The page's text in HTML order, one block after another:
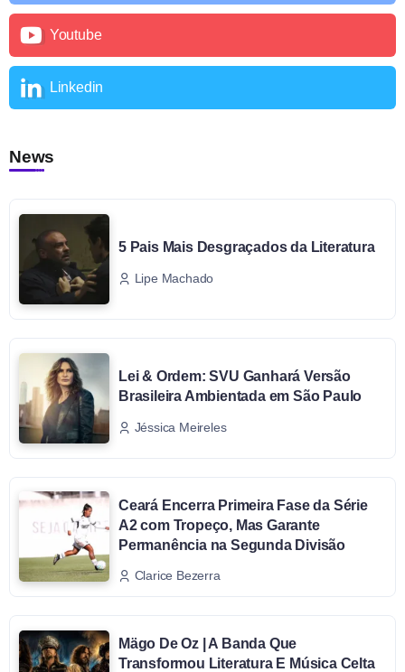
Youtube
Linkedin
News
5 Pais Mais Desgraçados da Literatura
Lipe Machado
Lei & Ordem: SVU Ganhará Versão
Brasileira Ambientada em São Paulo
Jéssica Meireles
Ceará Encerra Primeira Fase da Série
A2 com Tropeço, Mas Garante
Permanência na Segunda Divisão
Clarice Bezerra
Mägo De Oz | A Banda Que
Transformou Literatura E Música Celta